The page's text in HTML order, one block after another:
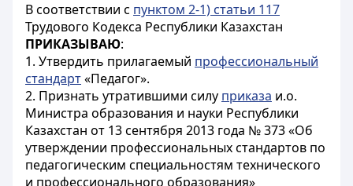
В соответствии с пунктом 2-1) статьи 117
Трудового Кодекса Республики Казахстан
ПРИКАЗЫВАЮ:
1. Утвердить прилагаемый профессиональный
стандарт«Педагог».
2. Признать утратившими силу приказа и.о.
Министра образования и науки Республики
Казахстан от 13 сентября 2013 года № 373 «Об
утверждении профессиональных стандартов по
педагогическим специальностям технического
и профессионального образования»